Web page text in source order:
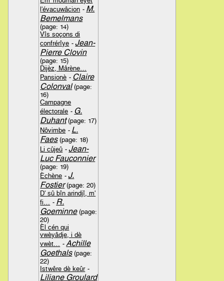
l'évacuwâcion - M.
Bemelmans
(page: 14)
Vîs soçons di
confrérîye -Jean-
Pierre Clovin
(page: 15)
Dijèz, Mârène…
Pansionè - Claire
Colonval(page:
16)
Campagne
électorale - G.
Duhant(page: 17)
Nôvimbe - L.
Faes(page: 18)
Li cûjeû -Jean-
Luc Fauconnier
(page: 19)
Èchène -J.
Fostier(page: 20)
D' sû bîn arindjî, m'
fi…
- R.
Goeminne(page:
20)
Èl cén qui
vwèyâdje, i dè
vwèt…
- Achille
Goethals(page:
22)
Istwêre dè keûr -
Liliane Groulard